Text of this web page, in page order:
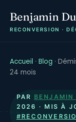
Benjamin
RECONVERSION ·
Accueil · Blog ·
24 mois
PAR BENJAMIN
2026 · MIS À